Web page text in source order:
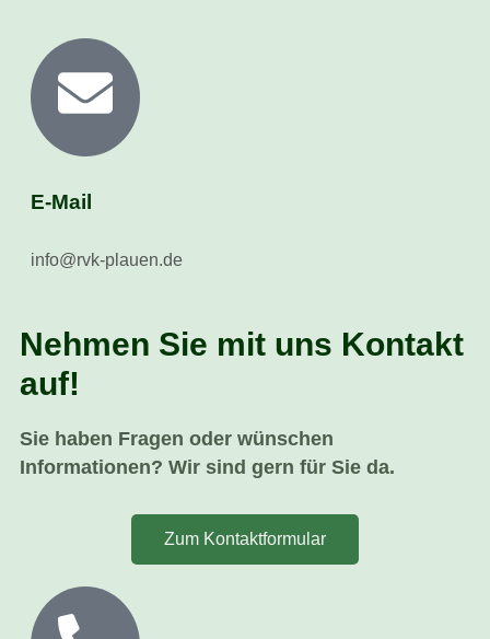
E-Mail
info@rvk-plauen.de
Nehmen Sie mit uns Kontakt
auf!
Sie haben Fragen oder wünschen
Informationen? Wir sind gern für Sie da.
Zum Kontaktformular